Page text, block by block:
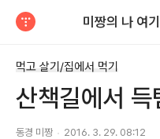
먹고 살기/집에서 먹기
산책길에서 득
동경 미짱 2016. 3. 29. 08:12